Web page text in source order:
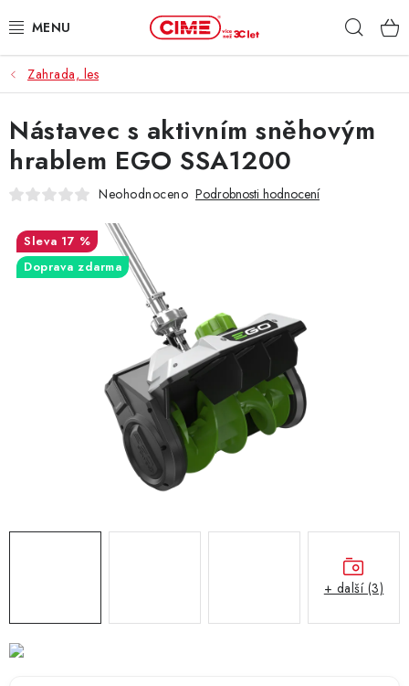
na
ZAHRADA, LES
DÍLNA, STAVBA
MILWAUKEE
ELEKTROMOBILITA
PROFI STROJE
OCHRANA OSOBNÍCH ÚDAJŮ
OBCHODNÍ PODMÍNKY
Zahrada, les
Nástavec s aktivním sněhovým
hrablem EGO SSA1200
Neohodnoceno Podrobnosti hodnocení
17 %
Doprava zdarma
+ další (3)